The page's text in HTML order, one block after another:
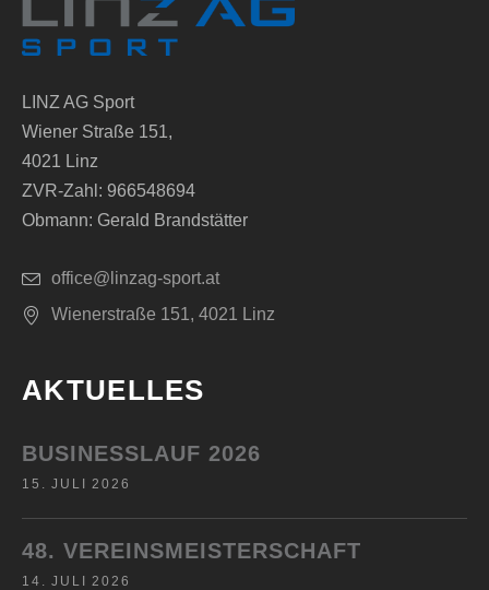
LINZ AG Sport
Wiener Straße 151,
4021 Linz
ZVR-Zahl: 966548694
Obmann: Gerald Brandstätter
office@linzag-sport.at
Wienerstraße 151, 4021 Linz
AKTUELLES
BUSINESSLAUF 2026
15. JULI 2026
48. VEREINSMEISTERSCHAFT
14. JULI 2026